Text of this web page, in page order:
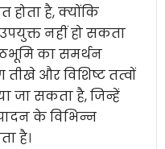
होता है, क्योंकि
नहीं हो सकता
का समर्थन
और विशिष्ट तत्वों
जा सकता है, जिन्हें
के विभिन्न
है।